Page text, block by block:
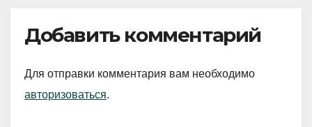
Добавить комментарий
Для отправки комментария вам необходимо
авторизоваться.